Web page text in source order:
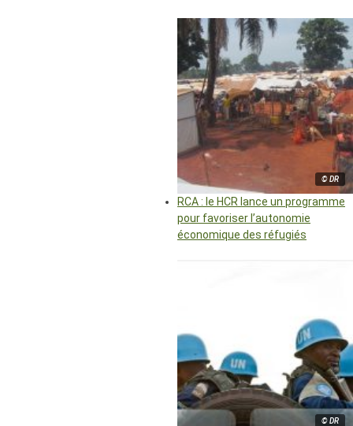
© DR
RCA : le HCR lance un programme
pour favoriser l’autonomie
économique des réfugiés
© DR